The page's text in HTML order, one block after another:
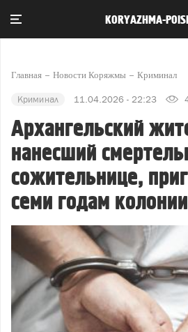
KORYAZHMA-
Главная Новости Коряжмы Криминал
Криминал 11.04.2026 - 22:23
Архангельский
нанесший
сожительнице,
семи годам колонии